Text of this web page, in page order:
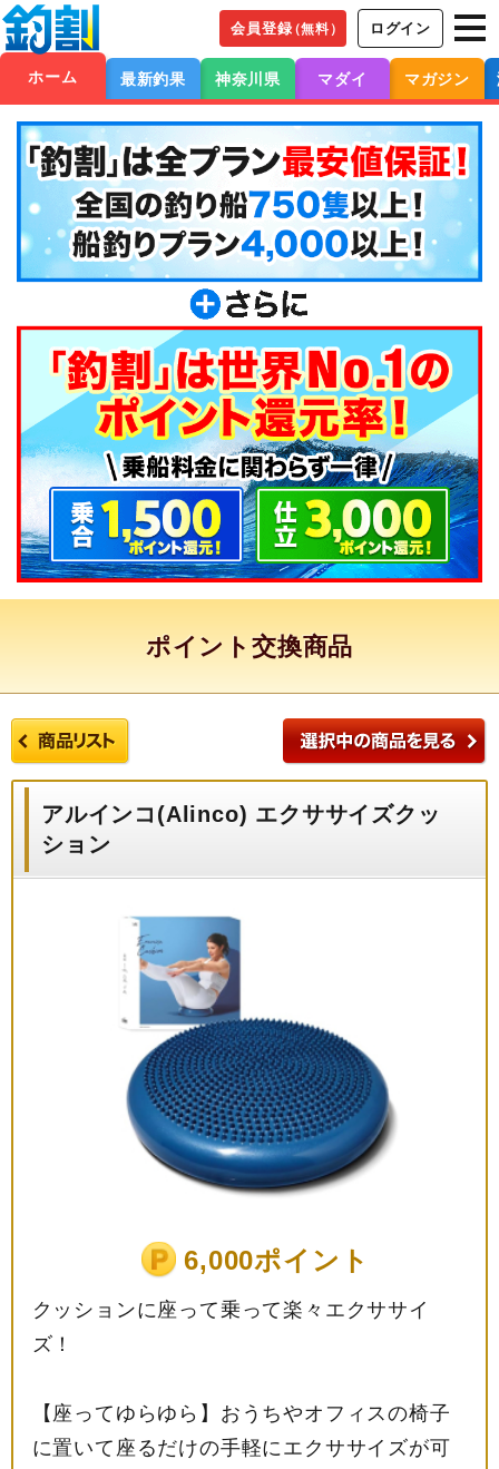
会員登録（無料） ログイン
ホーム 最新釣果 神奈川県 マダイ マガジン
ポイント交換商品
アルインコ(Alinco) エクササイズクッ
ション
6,000ポイント
クッションに座って乗って楽々エクササイ
ズ！
【座ってゆらゆら】おうちやオフィスの椅子
に置いて座るだけの手軽にエクササイズが可